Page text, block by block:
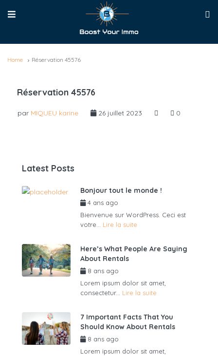
Home Réservation 45576
Réservation 45576
par MIQUEU karine 26 juillet 2023 0
Latest Posts
Bonjour tout le monde !
4 ans ago
Bienvenue sur WordPress. Ceci est
votre... Lire la suite
Here’s What People Are Saying
About Rentals
8 ans ago
Lorem ipsum dolor sit amet,
consectetur... Lire la suite
7 Important Facts That You
Should Know About Rentals
8 ans ago
Lorem ipsum dolor sit amet,